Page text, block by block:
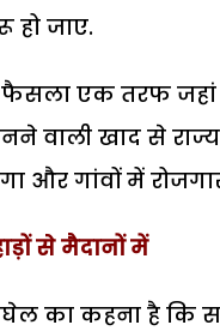
हो जाए.
फैसला एक तरफ
वाली खाद से
और गांवों में
से मैदानों में
का कहना है कि